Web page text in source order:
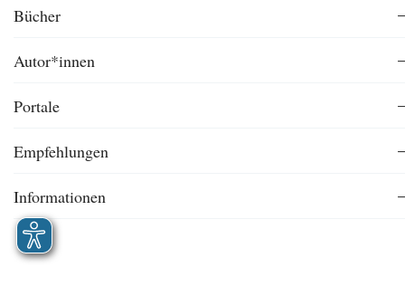
Bücher
Autor*innen
Portale
Empfehlungen
Informationen